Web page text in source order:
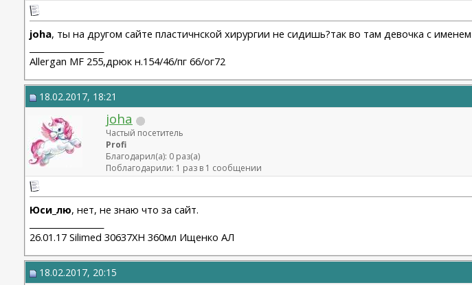
joha, ты на другом сайте пластичнской хирургии не сидишь?так во там девочка с
Allergan MF 255,дрюк н.154/46/пг 66/ог72
18.02.2017, 18:21
joha
Частый посетитель
Profi
Благодарил(а): 0 раз(а)
Поблагодарили: 1 раз в 1 сообщении
Юси_лю, нет, не знаю что за сайт.
26.01.17 Silimed 30637XH 360мл Ищенко АЛ
18.02.2017, 20:15